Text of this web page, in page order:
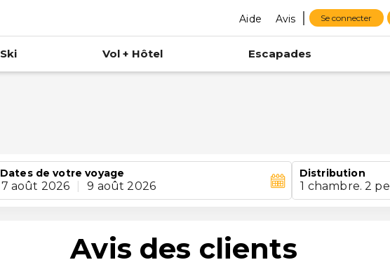
Aide Avis Se connecter
Ski Vol + Hôtel Escapades
Dates de votre voyage
7 août 2026 9 août 2026
Distribution
1 chambre. 2
Avis des clients